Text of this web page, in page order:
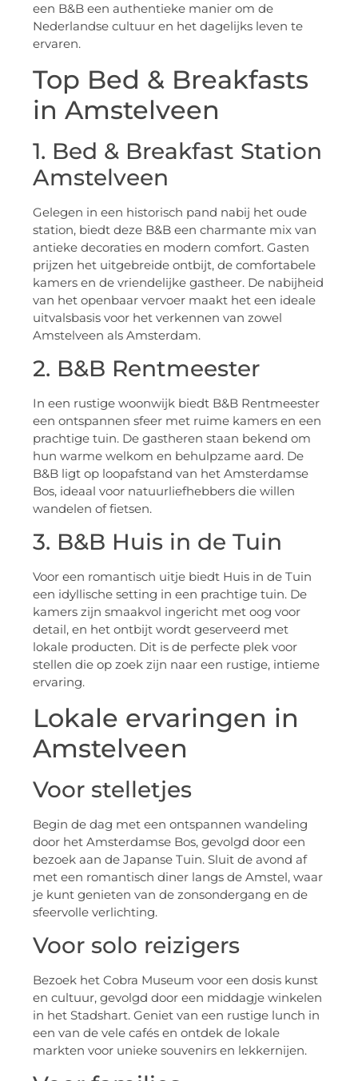
een B&B een authentieke manier om de
Nederlandse cultuur en het dagelijks leven te
ervaren.
Top Bed & Breakfasts
in Amstelveen
1. Bed & Breakfast Station
Amstelveen
Gelegen in een historisch pand nabij het oude
station, biedt deze B&B een charmante mix van
antieke decoraties en modern comfort. Gasten
prijzen het uitgebreide ontbijt, de comfortabele
kamers en de vriendelijke gastheer. De nabijheid
van het openbaar vervoer maakt het een ideale
uitvalsbasis voor het verkennen van zowel
Amstelveen als Amsterdam.
2. B&B Rentmeester
In een rustige woonwijk biedt B&B Rentmeester
een ontspannen sfeer met ruime kamers en een
prachtige tuin. De gastheren staan bekend om
hun warme welkom en behulpzame aard. De
B&B ligt op loopafstand van het Amsterdamse
Bos, ideaal voor natuurliefhebbers die willen
wandelen of fietsen.
3. B&B Huis in de Tuin
Voor een romantisch uitje biedt Huis in de Tuin
een idyllische setting in een prachtige tuin. De
kamers zijn smaakvol ingericht met oog voor
detail, en het ontbijt wordt geserveerd met
lokale producten. Dit is de perfecte plek voor
stellen die op zoek zijn naar een rustige, intieme
ervaring.
Lokale ervaringen in
Amstelveen
Voor stelletjes
Begin de dag met een ontspannen wandeling
door het Amsterdamse Bos, gevolgd door een
bezoek aan de Japanse Tuin. Sluit de avond af
met een romantisch diner langs de Amstel, waar
je kunt genieten van de zonsondergang en de
sfeervolle verlichting.
Voor solo reizigers
Bezoek het Cobra Museum voor een dosis kunst
en cultuur, gevolgd door een middagje winkelen
in het Stadshart. Geniet van een rustige lunch in
een van de vele cafés en ontdek de lokale
markten voor unieke souvenirs en lekkernijen.